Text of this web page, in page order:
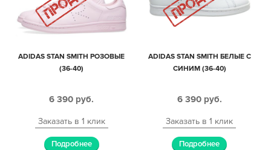
ADIDAS STAN SMITH РОЗОВЫЕ
(36-40)
6 390 руб.
Заказать в 1 клик
Подробнее
ADIDAS STAN SMITH БЕЛЫЕ С
СИНИМ (36-40)
6 390 руб.
Заказать в 1 клик
Подробнее